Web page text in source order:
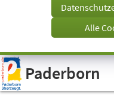
Visuelle
Assistenzsoftware
öffnen.
Alle
Paderborn